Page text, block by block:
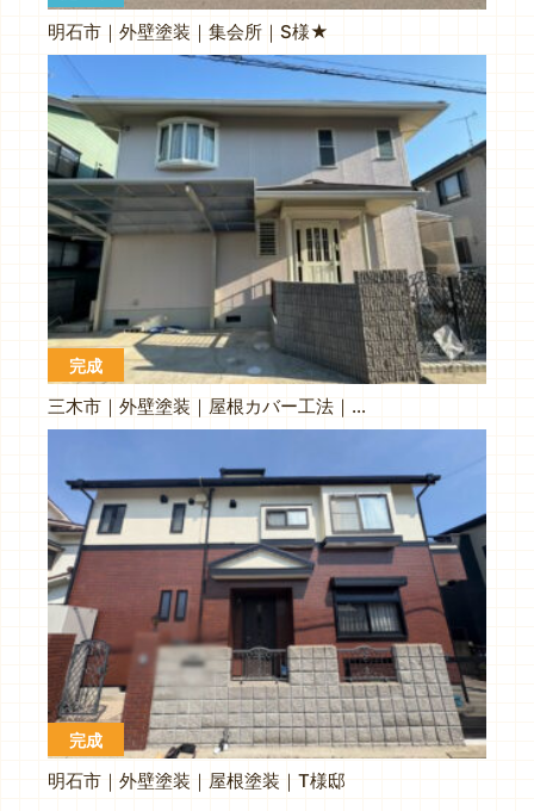
明石市｜外壁塗装｜集会所｜S様★
完成
三木市｜外壁塗装｜屋根カバー工法｜N様邸
完成
明石市｜外壁塗装｜屋根塗装｜T様邸